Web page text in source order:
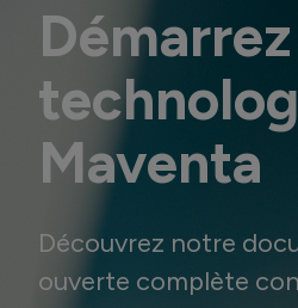
Maventa
Découvrez notre
ouverte complète